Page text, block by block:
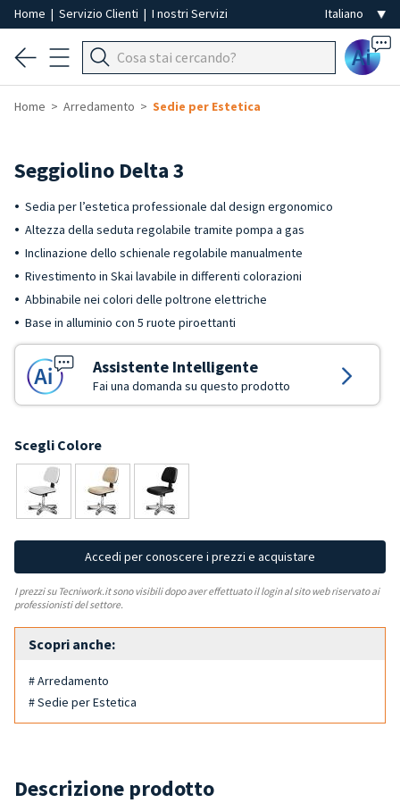
Home | Servizio Clienti | I nostri Servizi
Ai
Home Arredamento Sedie per Estetica
Seggiolino Delta 3
Sedia per l’estetica professionale dal design ergonomico
Altezza della seduta regolabile tramite pompa a gas
Inclinazione dello schienale regolabile manualmente
Rivestimento in Skai lavabile in differenti colorazioni
Abbinabile nei colori delle poltrone elettriche
Base in alluminio con 5 ruote piroettanti
Assistente Intelligente
Fai una domanda su questo prodotto
Scegli Colore
Accedi per conoscere i prezzi e acquistare
I prezzi su Tecniwork.it sono visibili dopo aver effettuato il login al sito web riservato ai
professionisti del settore.
Scopri anche:
# Arredamento
# Sedie per Estetica
Descrizione prodotto